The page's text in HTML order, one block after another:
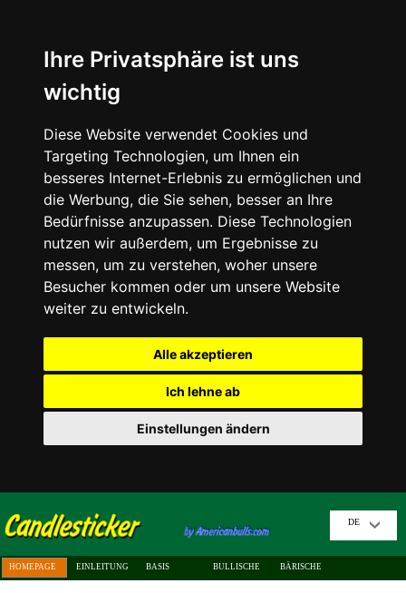
Ihre Privatsphäre ist uns
wichtig
Diese Website verwendet Cookies und
Targeting Technologien, um Ihnen ein
besseres Internet-Erlebnis zu ermöglichen und
die Werbung, die Sie sehen, besser an Ihre
Bedürfnisse anzupassen. Diese Technologien
nutzen wir außerdem, um Ergebnisse zu
messen, um zu verstehen, woher unsere
Besucher kommen oder um unsere Website
weiter zu entwickeln.
Alle akzeptieren
Ich lehne ab
Einstellungen ändern
DE
HOMEPAGE EINLEITUNG BASIS BULLISCHE BÄRISCHE